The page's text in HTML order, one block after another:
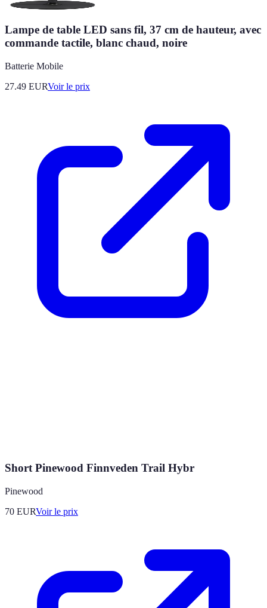
Lampe de table LED sans fil, 37 cm de hauteur, avec
commande tactile, blanc chaud, noire
Batterie Mobile
27.49 EURVoir le prix
Short Pinewood Finnveden Trail Hybr
Pinewood
70 EURVoir le prix